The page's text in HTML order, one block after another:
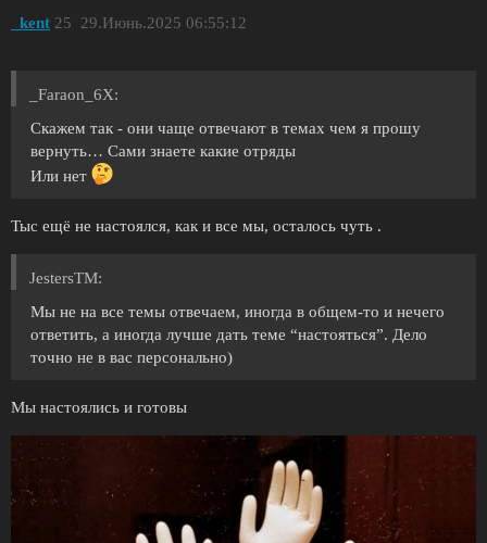
_kent 29.Июнь.2025 06:55:12
25
_Faraon_6X:
Скажем так - они чаще отвечают в темах чем я прошу
вернуть… Сами знаете какие отряды
Или нет
Тыс ещё не настоялся, как и все мы, осталось чуть .
JestersTM:
Мы не на все темы отвечаем, иногда в общем-то и нечего
ответить, а иногда лучше дать теме “настояться”. Дело
точно не в вас персонально)
Мы настоялись и готовы